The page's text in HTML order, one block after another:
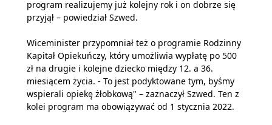
program realizujemy już kolejny rok i on dobrze się
przyjął – powiedział Szwed.
Wiceminister przypomniał też o programie Rodzinny
Kapitał Opiekuńczy, który umożliwia wypłatę po 500
zł na drugie i kolejne dziecko między 12. a 36.
miesiącem życia. - To jest podyktowane tym, byśmy
wspierali opiekę żłobkową" – zaznaczył Szwed. Ten z
kolei program ma obowiązywać od 1 stycznia 2022.